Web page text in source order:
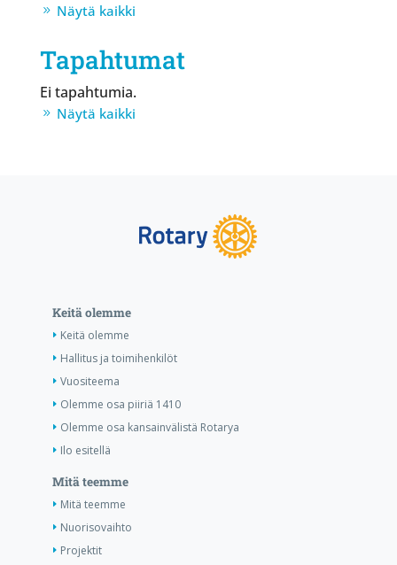
Näytä kaikki
Tapahtumat
Ei tapahtumia.
Näytä kaikki
Keitä olemme
Keitä olemme
Hallitus ja toimihenkilöt
Vuositeema
Olemme osa piiriä 1410
Olemme osa kansainvälistä Rotarya
Ilo esitellä
Mitä teemme
Mitä teemme
Nuorisovaihto
Projektit